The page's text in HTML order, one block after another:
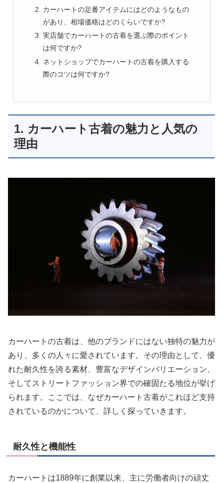
カーハートの定番アイテムにはどのようなもの
があり、相場価格はどのくらいですか?
実店舗でカーハートの古着を選ぶ際のポイント
は何ですか?
ネットショップでカーハートの古着を購入する
際のコツは何ですか?
1. カーハート古着の魅力と人気の
理由
カーハートの古着は、他のブランドにはない独特の魅力が
あり、多くの人々に愛されています。その理由として、優
れた耐久性を誇る素材、豊富なデザインバリエーション、
そしてストリートファッション界での確固たる地位が挙げ
られます。ここでは、なぜカーハート古着がこれほど支持
されているのかについて、詳しく探っていきます。
耐久性と機能性
カーハートは1889年に創業以来、主に労働者向けの頑丈